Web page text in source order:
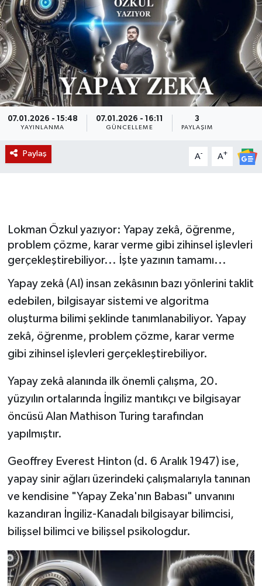
07.01.2026 - 15:48
YAYINLANMA
07.01.2026 - 16:11
GÜNCELLEME
3
PAYLAŞIM
Paylaş A- A+
Lokman Özkul yazıyor: Yapay zekâ, öğrenme,
problem çözme, karar verme gibi zihinsel işlevleri
gerçekleştirebiliyor... İşte yazının tamamı...
Yapay zekâ (AI) insan zekâsının bazı yönlerini taklit
edebilen, bilgisayar sistemi ve algoritma
oluşturma bilimi şeklinde tanımlanabiliyor. Yapay
zekâ, öğrenme, problem çözme, karar verme
gibi zihinsel işlevleri gerçekleştirebiliyor.
Yapay zekâ alanında ilk önemli çalışma, 20.
yüzyılın ortalarında İngiliz mantıkçı ve bilgisayar
öncüsü Alan Mathison Turing tarafından
yapılmıştır.
Geoffrey Everest Hinton (d. 6 Aralık 1947) ise,
yapay sinir ağları üzerindeki çalışmalarıyla tanınan
ve kendisine "Yapay Zeka'nın Babası" unvanını
kazandıran İngiliz-Kanadalı bilgisayar bilimcisi,
bilişsel bilimci ve bilişsel psikologdur.
Magazin
Etkinlikler